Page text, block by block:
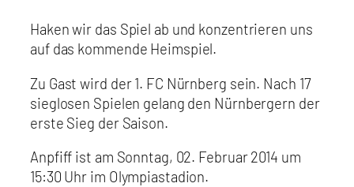
Haken wir das Spiel ab und konzentrieren uns
auf das kommende Heimspiel.
Zu Gast wird der 1. FC Nürnberg sein. Nach 17
sieglosen Spielen gelang den Nürnbergern der
erste Sieg der Saison.
Anpfiff ist am Sonntag, 02. Februar 2014 um
15:30 Uhr im Olympiastadion.